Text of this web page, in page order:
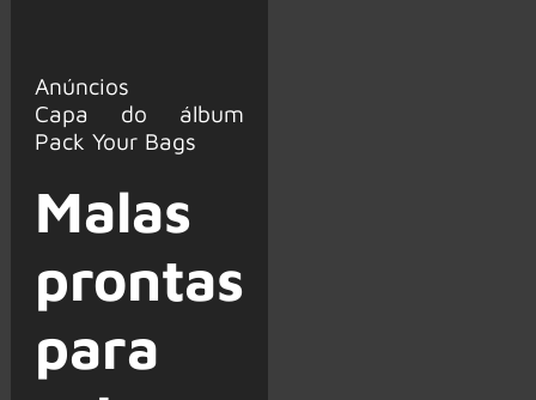
Anúncios
Capa do álbum
Pack Your Bags
Malas
prontas
para